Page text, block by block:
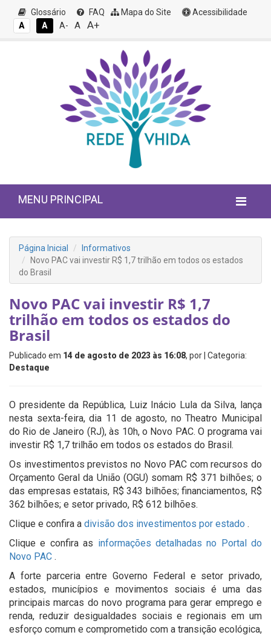
Glossário FAQ Mapa do Site
Acessibilidade
A
A A- A A+
MENU PRINCIPAL
Página Inicial
Informativos
Novo PAC vai investir R$ 1,7 trilhão em todos os estados
do Brasil
Novo PAC vai investir R$ 1,7
trilhão em todos os estados do
Brasil
Publicado em 14 de agosto de 2023 às 16:08, por | Categoria:
Destaque
O presidente da República, Luiz Inácio Lula da Silva, lança
nesta sexta-feira, dia 11 de agosto, no Theatro Municipal
do Rio de Janeiro (RJ), às 10h, o Novo PAC. O programa vai
investir R$ 1,7 trilhão em todos os estados do Brasil.
Os investimentos previstos no Novo PAC com recursos do
Orçamento Geral da União (OGU) somam R$ 371 bilhões; o
das empresas estatais, R$ 343 bilhões; financiamentos, R$
362 bilhões; e setor privado, R$ 612 bilhões.
Clique e confira a divisão dos investimentos por estado .
Clique e confira as informações detalhadas no Portal do
Novo PAC .
A forte parceria entre Governo Federal e setor privado,
estados, municípios e movimentos sociais é uma das
principais marcas do novo programa para gerar emprego e
renda, reduzir desigualdades sociais e regionais em um
esforço comum e comprometido com a transição ecológica,